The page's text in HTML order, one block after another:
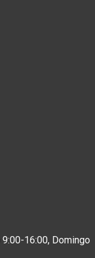
16:00, Domingo